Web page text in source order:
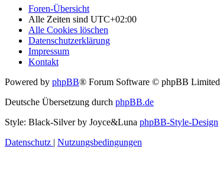
Foren-Übersicht
Alle Zeiten sind UTC+02:00
Alle Cookies löschen
Datenschutzerklärung
Impressum
Kontakt
Powered by phpBB® Forum Software © phpBB Limited
Deutsche Übersetzung durch phpBB.de
Style: Black-Silver by Joyce&Luna phpBB-Style-Design
Datenschutz | Nutzungsbedingungen